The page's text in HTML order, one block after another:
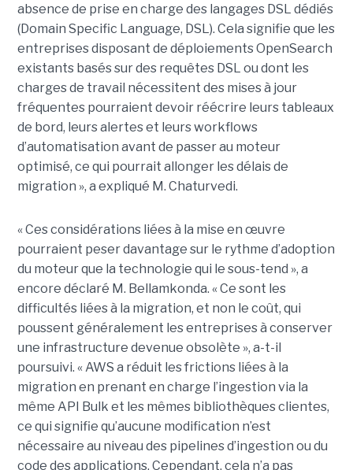
absence de prise en charge des langages DSL dédiés
(Domain Specific Language, DSL). Cela signifie que les
entreprises disposant de déploiements OpenSearch
existants basés sur des requêtes DSL ou dont les
charges de travail nécessitent des mises à jour
fréquentes pourraient devoir réécrire leurs tableaux
de bord, leurs alertes et leurs workflows
d’automatisation avant de passer au moteur
optimisé, ce qui pourrait allonger les délais de
migration », a expliqué M. Chaturvedi.
« Ces considérations liées à la mise en œuvre
pourraient peser davantage sur le rythme d’adoption
du moteur que la technologie qui le sous-tend », a
encore déclaré M. Bellamkonda. « Ce sont les
difficultés liées à la migration, et non le coût, qui
poussent généralement les entreprises à conserver
une infrastructure devenue obsolète », a-t-il
poursuivi. « AWS a réduit les frictions liées à la
migration en prenant en charge l’ingestion via la
même API Bulk et les mêmes bibliothèques clientes,
ce qui signifie qu’aucune modification n’est
nécessaire au niveau des pipelines d’ingestion ou du
code des applications. Cependant, cela n’a pas